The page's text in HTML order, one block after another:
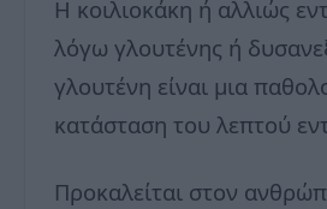
Η κοιλιοκάκη ή αλλιώς
λόγω γλουτένης ή
γλουτένη είναι μια
κατάσταση του λεπτού
Προκαλείται στον